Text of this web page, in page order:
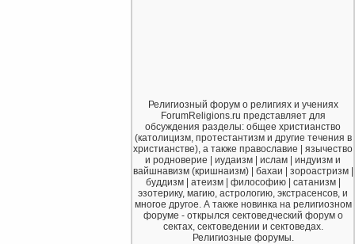
Религиозный форум о религиях и учениях
ForumReligions.ru представляет для
обсуждения разделы: общее христианство
(католицизм, протестантизм и другие течения в
христианстве), а также православие | язычество
и родноверие | иудаизм | ислам | индуизм и
вайшнавизм (кришнаизм) | бахаи | зороастризм |
буддизм | атеизм | философию | сатанизм |
эзотерику, магию, астрологию, экстрасенсов, и
многое другое. А также новинка на религиозном
форуме - открылся сектоведческий форум о
сектах, сектоведении и сектоведах.
Религиозные форумы.